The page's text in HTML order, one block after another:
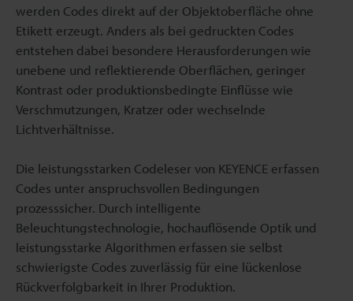
werden Codes direkt auf der Objektoberfläche ohne
Etikett erzeugt. Anders als bei gedruckten Codes
entstehen dabei besondere Herausforderungen wie
unebene und reflektierende Oberflächen, geringer
Kontrast oder produktionsbedingte Einflüsse wie
Verschmutzungen, Kratzer oder wechselnde
Lichtverhältnisse.
Die leistungsstarken Codeleser von KEYENCE erfassen
Codes unter anspruchsvollen Bedingungen
prozesssicher. Durch intelligente
Beleuchtungstechnologie, hochauflösende Optik und
leistungsstarke Algorithmen erfassen sie selbst
schwierigste Codes zuverlässig für eine lückenlose
Rückverfolgbarkeit in Ihrer Produktion.